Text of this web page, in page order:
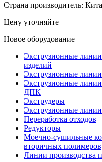
Страна производитель:
Цену уточняйте
Новое оборудование
Экструзионные
изделий
Экструзионные линии
Экструзионные линии
ДПК
Экструдеры
Экструзионные линии
Переработка отходов
Редукторы
Моечно-сушильные
вторичных полимеров
Линии производства